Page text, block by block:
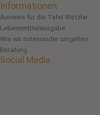
Informationen
Ausweis für die Tafel Wetzlar
Lebensmittelausgabe
Wie wir miteinander umgehen
Beratung
Social Media